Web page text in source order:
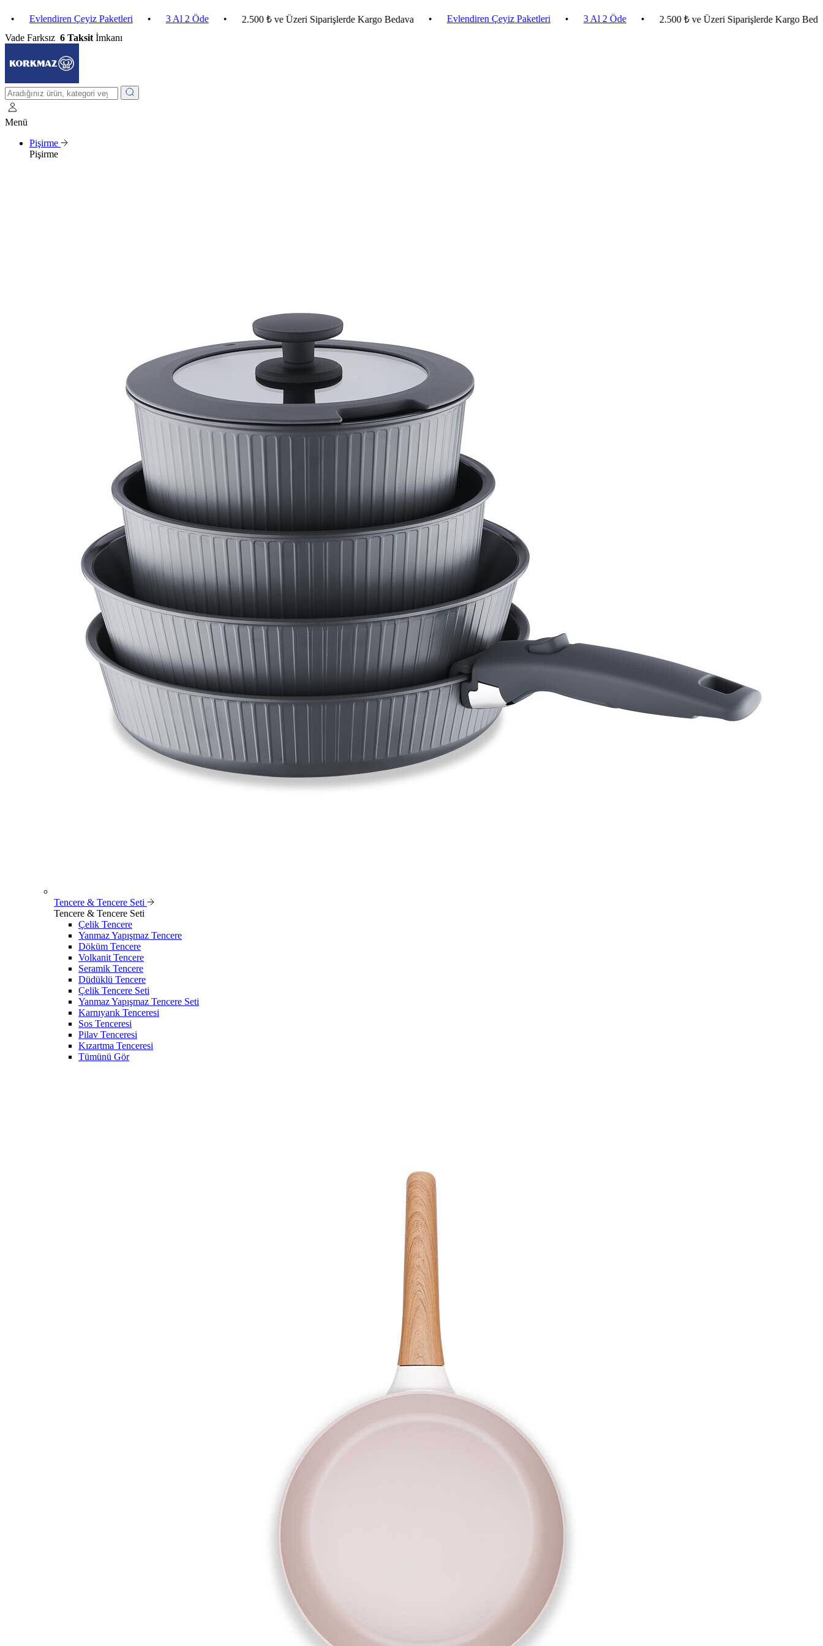
Evlendiren Çeyiz Paketleri • 3 Al 2 Öde • 2.500 ₺ ve Üzeri Siparişlerde Kargo Bedava • Evlendiren Çeyiz Paketleri • 3 Al 2 Öde • 2.500 ₺ ve Üzeri Siparişlerde Kargo Bedava
Vade Farksız 6 Taksit İmkanı
Menü
Pişirme
Pişirme
Tencere & Tencere Seti
Tencere & Tencere Seti
Çelik Tencere
Yanmaz Yapışmaz Tencere
Döküm Tencere
Volkanit Tencere
Seramik Tencere
Düdüklü Tencere
Çelik Tencere Seti
Yanmaz Yapışmaz Tencere Seti
Karnıyarık Tenceresi
Sos Tenceresi
Pilav Tenceresi
Kızartma Tenceresi
Tümünü Gör